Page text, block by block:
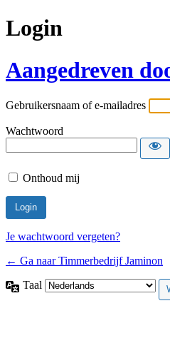
Login
Aangedreven
Gebruikersnaam of e-mailadres
Wachtwoord
Onthoud mij
Je wachtwoord vergeten?
← Ga naar Timmerbedrijf Jaminon
Taal